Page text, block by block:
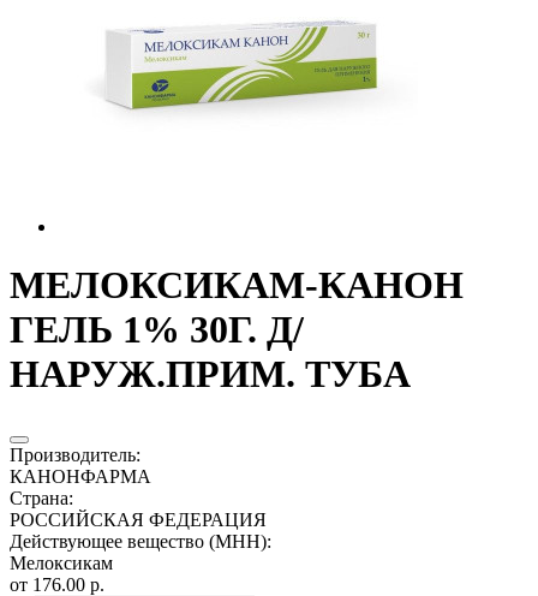
МЕЛОКСИКАМ-КАНОН
ГЕЛЬ 1% 30Г. Д/
НАРУЖ.ПРИМ. ТУБА
Производитель:
КАНОНФАРМА
Страна:
РОССИЙСКАЯ ФЕДЕРАЦИЯ
Действующее вещество (МНН):
Мелоксикам
от 176.00 р.